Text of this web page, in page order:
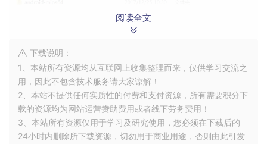
r16cpu目录
查看了一下网上的主流方法 一种是将ndk版本降低 改为r16版本
阅读全文
下载说明：
1、本站所有资源均从互联网上收集整理而来，仅供学习交流之
用，因此不包含技术服务请大家谅解！
2、本站不提供任何实质性的付费和支付资源，所有需要积分下
载的资源均为网站运营赞助费用或者线下劳务费用！
3、本站所有资源仅用于学习及研究使用，您必须在下载后的
24小时内删除所下载资源，切勿用于商业用途，否则由此引发